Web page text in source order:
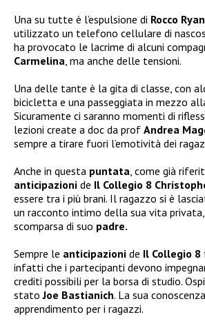
Una su tutte è l’espulsione di Rocco
utilizzato un telefono cellulare di
ha provocato le lacrime di alcuni
Carmelina, ma anche delle tensioni.
Una delle tante è la gita di classe, con
bicicletta e una passeggiata in mezzo
Sicuramente ci saranno momenti di
lezioni create a doc da prof Andrea
sempre a tirare fuori l’emotività dei
Anche in questa puntata, come già
anticipazioni de Il Collegio 8
essere tra i più brani. Il ragazzo si è
un racconto intimo della sua vita
scomparsa di suo padre.
Sempre le anticipazioni de Il Collegio 8
infatti che i partecipanti devono
crediti possibili per la borsa di studio.
statoJoe Bastianich. La sua
apprendimento per i ragazzi.